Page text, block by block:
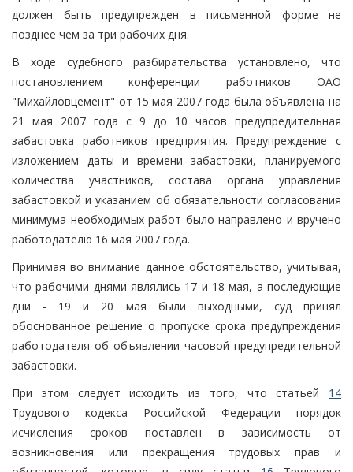
должен быть предупрежден в письменной форме не
позднее чем за три рабочих дня.
В ходе судебного разбирательства установлено, что
постановлением конференции работников ОАО
"Михайловцемент" от 15 мая 2007 года была объявлена на
21 мая 2007 года с 9 до 10 часов предупредительная
забастовка работников предприятия. Предупреждение с
изложением даты и времени забастовки, планируемого
количества участников, состава органа управления
забастовкой и указанием об обязательности согласования
минимума необходимых работ было направлено и вручено
работодателю 16 мая 2007 года.
Принимая во внимание данное обстоятельство, учитывая,
что рабочими днями являлись 17 и 18 мая, а последующие
дни - 19 и 20 мая были выходными, суд принял
обоснованное решение о пропуске срока предупреждения
работодателя об объявлении часовой предупредительной
забастовки.
При этом следует исходить из того, что статьей 14
Трудового кодекса Российской Федерации порядок
исчисления сроков поставлен в зависимость от
возникновения или прекращения трудовых прав и